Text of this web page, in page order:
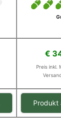
€
Preis inkl.
Produkt